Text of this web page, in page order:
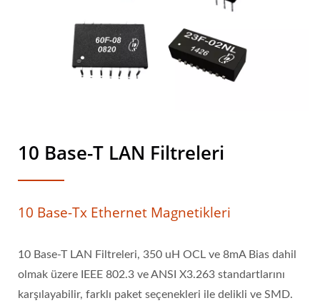
10 Base-T LAN Filtreleri
10 Base-Tx Ethernet Magnetikleri
10 Base-T LAN Filtreleri, 350 uH OCL ve 8mA Bias dahil
olmak üzere IEEE 802.3 ve ANSI X3.263 standartlarını
karşılayabilir, farklı paket seçenekleri ile delikli ve SMD.